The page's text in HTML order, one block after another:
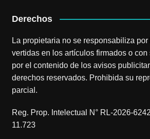
Derechos
La propietaria no se responsabiliza
vertidas en los artículos firmados o con
por el contenido de los avisos
derechos reservados. Prohibida su
parcial.
Reg. Prop. Intelectual N° RL-2026-
11.723